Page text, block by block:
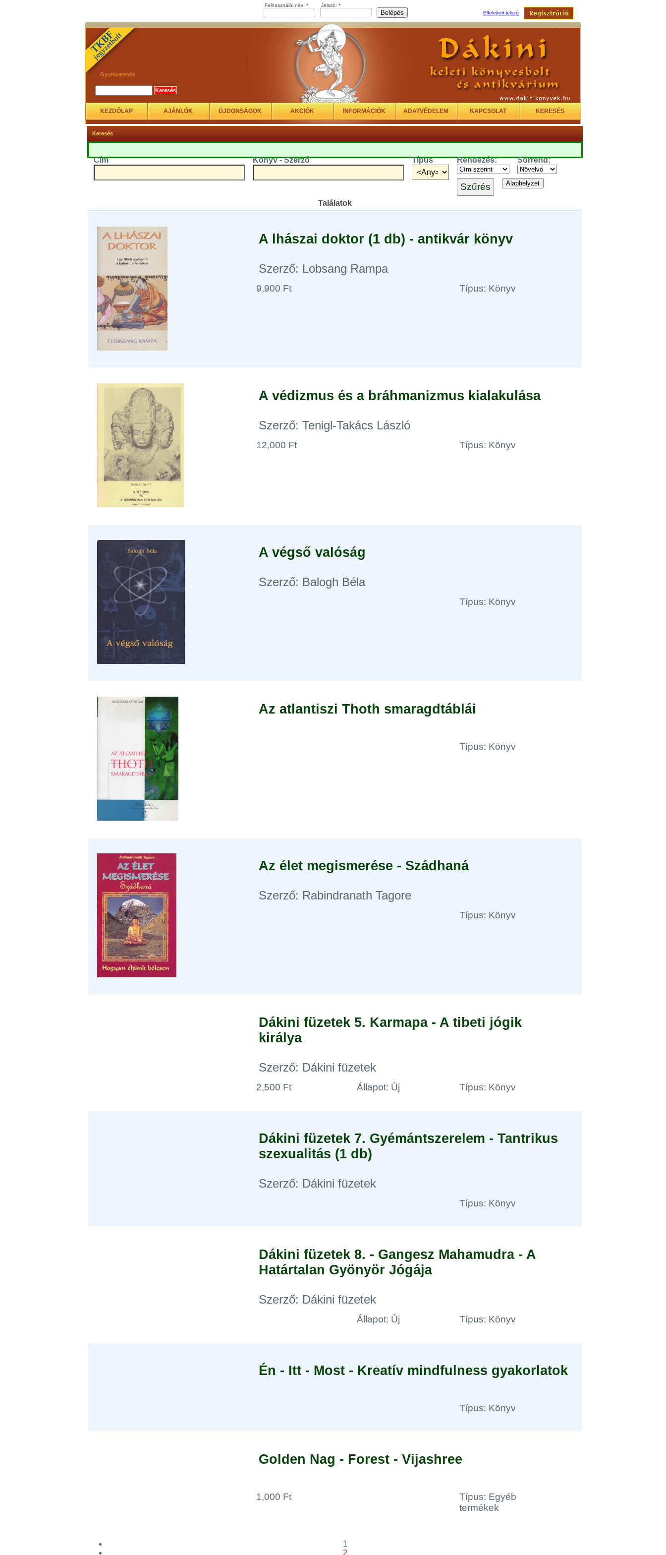
Felhasználói név: * Jelszó: *
Elfelejtett jelszó
Gyorskeresés
KEZDŐLAP AJÁNLÓK ÚJDONSÁGOK AKCIÓK INFORMÁCIÓK ADATVÉDELEM KAPCSOLAT KERESÉS
Keresés
Cím Könyv - Szerző Típus Rendezés: Sorrend:
Találatok
A lhászai doktor (1 db) - antikvár könyv
Szerző: Lobsang Rampa
9,900 Ft Típus: Könyv
A védizmus és a bráhmanizmus kialakulása
Szerző: Tenigl-Takács László
12,000 Ft Típus: Könyv
A végső valóság
Szerző: Balogh Béla
Típus: Könyv
Az atlantiszi Thoth smaragdtáblái
Típus: Könyv
Az élet megismerése - Szádhaná
Szerző: Rabindranath Tagore
Típus: Könyv
Dákini füzetek 5. Karmapa - A tibeti jógik
királya
Szerző: Dákini füzetek
Állapot: Új
2,500 Ft Típus: Könyv
Dákini füzetek 7. Gyémántszerelem - Tantrikus
szexualitás (1 db)
Szerző: Dákini füzetek
Típus: Könyv
Dákini füzetek 8. - Gangesz Mahamudra - A
Határtalan Gyönyör Jógája
Szerző: Dákini füzetek
Állapot: Új Típus: Könyv
Én - Itt - Most - Kreatív mindfulness gyakorlatok
Típus: Könyv
Golden Nag - Forest - Vijashree
1,000 Ft
Típus: Egyéb
termékek
1
2